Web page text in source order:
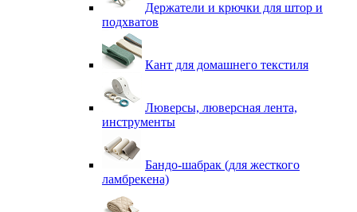
Держатели и крючки для штор и
подхватов
Кант для домашнего текстиля
Люверсы, люверсная лента,
инструменты
Бандо-шабрак (для жесткого
ламбрекена)